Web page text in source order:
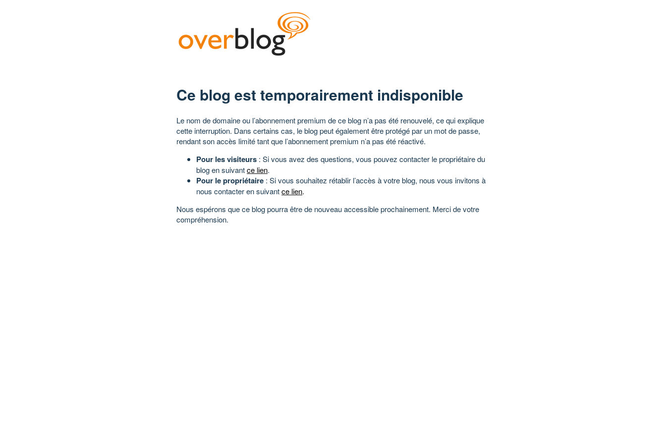
Ce blog est temporairement indisponible
Le nom de domaine ou l’abonnement premium de ce blog n’a pas été renouvelé, ce qui explique
cette interruption. Dans certains cas, le blog peut également être protégé par un mot de passe,
rendant son accès limité tant que l’abonnement premium n’a pas été réactivé.
Pour les visiteurs : Si vous avez des questions, vous pouvez contacter le propriétaire du
blog en suivantce lien.
Pour le propriétaire : Si vous souhaitez rétablir l’accès à votre blog, nous vous invitons à
nous contacter en suivantce lien.
Nous espérons que ce blog pourra être de nouveau accessible prochainement. Merci de votre
compréhension.